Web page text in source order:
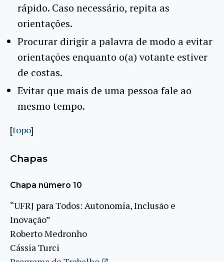
rápido. Caso necessário, repita as
orientações.
Procurar dirigir a palavra de modo a evitar
orientações enquanto o(a) votante estiver
de costas.
Evitar que mais de uma pessoa fale ao
mesmo tempo.
[topo]
Chapas
Chapa número 10
“UFRJ para Todos: Autonomia, Inclusão e
Inovação”
Roberto Medronho
Cássia Turci